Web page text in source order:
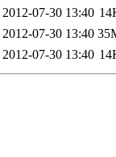
2012-07-30 13:40
2012-07-30 13:40
2012-07-30 13:40